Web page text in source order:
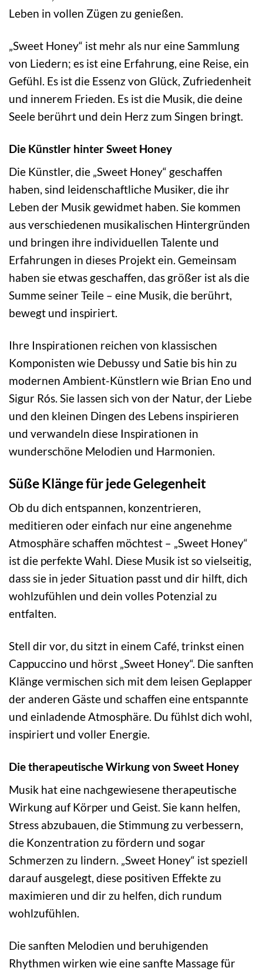
Leben in vollen Zügen zu genießen.
„Sweet Honey“ ist mehr als nur eine Sammlung
von Liedern; es ist eine Erfahrung, eine Reise, ein
Gefühl. Es ist die Essenz von Glück, Zufriedenheit
und innerem Frieden. Es ist die Musik, die deine
Seele berührt und dein Herz zum Singen bringt.
Die Künstler hinter Sweet Honey
Die Künstler, die „Sweet Honey“ geschaffen
haben, sind leidenschaftliche Musiker, die ihr
Leben der Musik gewidmet haben. Sie kommen
aus verschiedenen musikalischen Hintergründen
und bringen ihre individuellen Talente und
Erfahrungen in dieses Projekt ein. Gemeinsam
haben sie etwas geschaffen, das größer ist als die
Summe seiner Teile – eine Musik, die berührt,
bewegt und inspiriert.
Ihre Inspirationen reichen von klassischen
Komponisten wie Debussy und Satie bis hin zu
modernen Ambient-Künstlern wie Brian Eno und
Sigur Rós. Sie lassen sich von der Natur, der Liebe
und den kleinen Dingen des Lebens inspirieren
und verwandeln diese Inspirationen in
wunderschöne Melodien und Harmonien.
Süße Klänge für jede Gelegenheit
Ob du dich entspannen, konzentrieren,
meditieren oder einfach nur eine angenehme
Atmosphäre schaffen möchtest – „Sweet Honey“
ist die perfekte Wahl. Diese Musik ist so vielseitig,
dass sie in jeder Situation passt und dir hilft, dich
wohlzufühlen und dein volles Potenzial zu
entfalten.
Stell dir vor, du sitzt in einem Café, trinkst einen
Cappuccino und hörst „Sweet Honey“. Die sanften
Klänge vermischen sich mit dem leisen Geplapper
der anderen Gäste und schaffen eine entspannte
und einladende Atmosphäre. Du fühlst dich wohl,
inspiriert und voller Energie.
Die therapeutische Wirkung von Sweet Honey
Musik hat eine nachgewiesene therapeutische
Wirkung auf Körper und Geist. Sie kann helfen,
Stress abzubauen, die Stimmung zu verbessern,
die Konzentration zu fördern und sogar
Schmerzen zu lindern. „Sweet Honey“ ist speziell
darauf ausgelegt, diese positiven Effekte zu
maximieren und dir zu helfen, dich rundum
wohlzufühlen.
Die sanften Melodien und beruhigenden
Rhythmen wirken wie eine sanfte Massage für